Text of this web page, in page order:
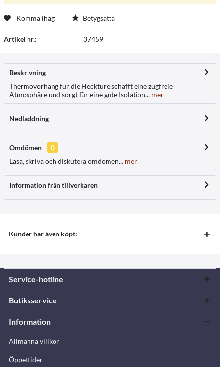
Komma ihåg Betygsätta
Artikel nr.: 37459
Beskrivning
Thermovorhang für die Hecktüre schafft eine zugfreie
Atmosphäre und sorgt für eine gute Isolation... mer
Nedladdning
Omdömen
0
Läsa, skriva och diskutera omdömen... mer
Information från tillverkaren
Kunder har även köpt:
Service-hotline
Butiksservice
Information
Allmänna villkor
Öppettider